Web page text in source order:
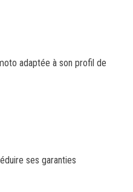
adaptée à son profil de
ses garanties